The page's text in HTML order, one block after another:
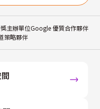
主辦單位Google 優質合作夥伴
策略夥伴